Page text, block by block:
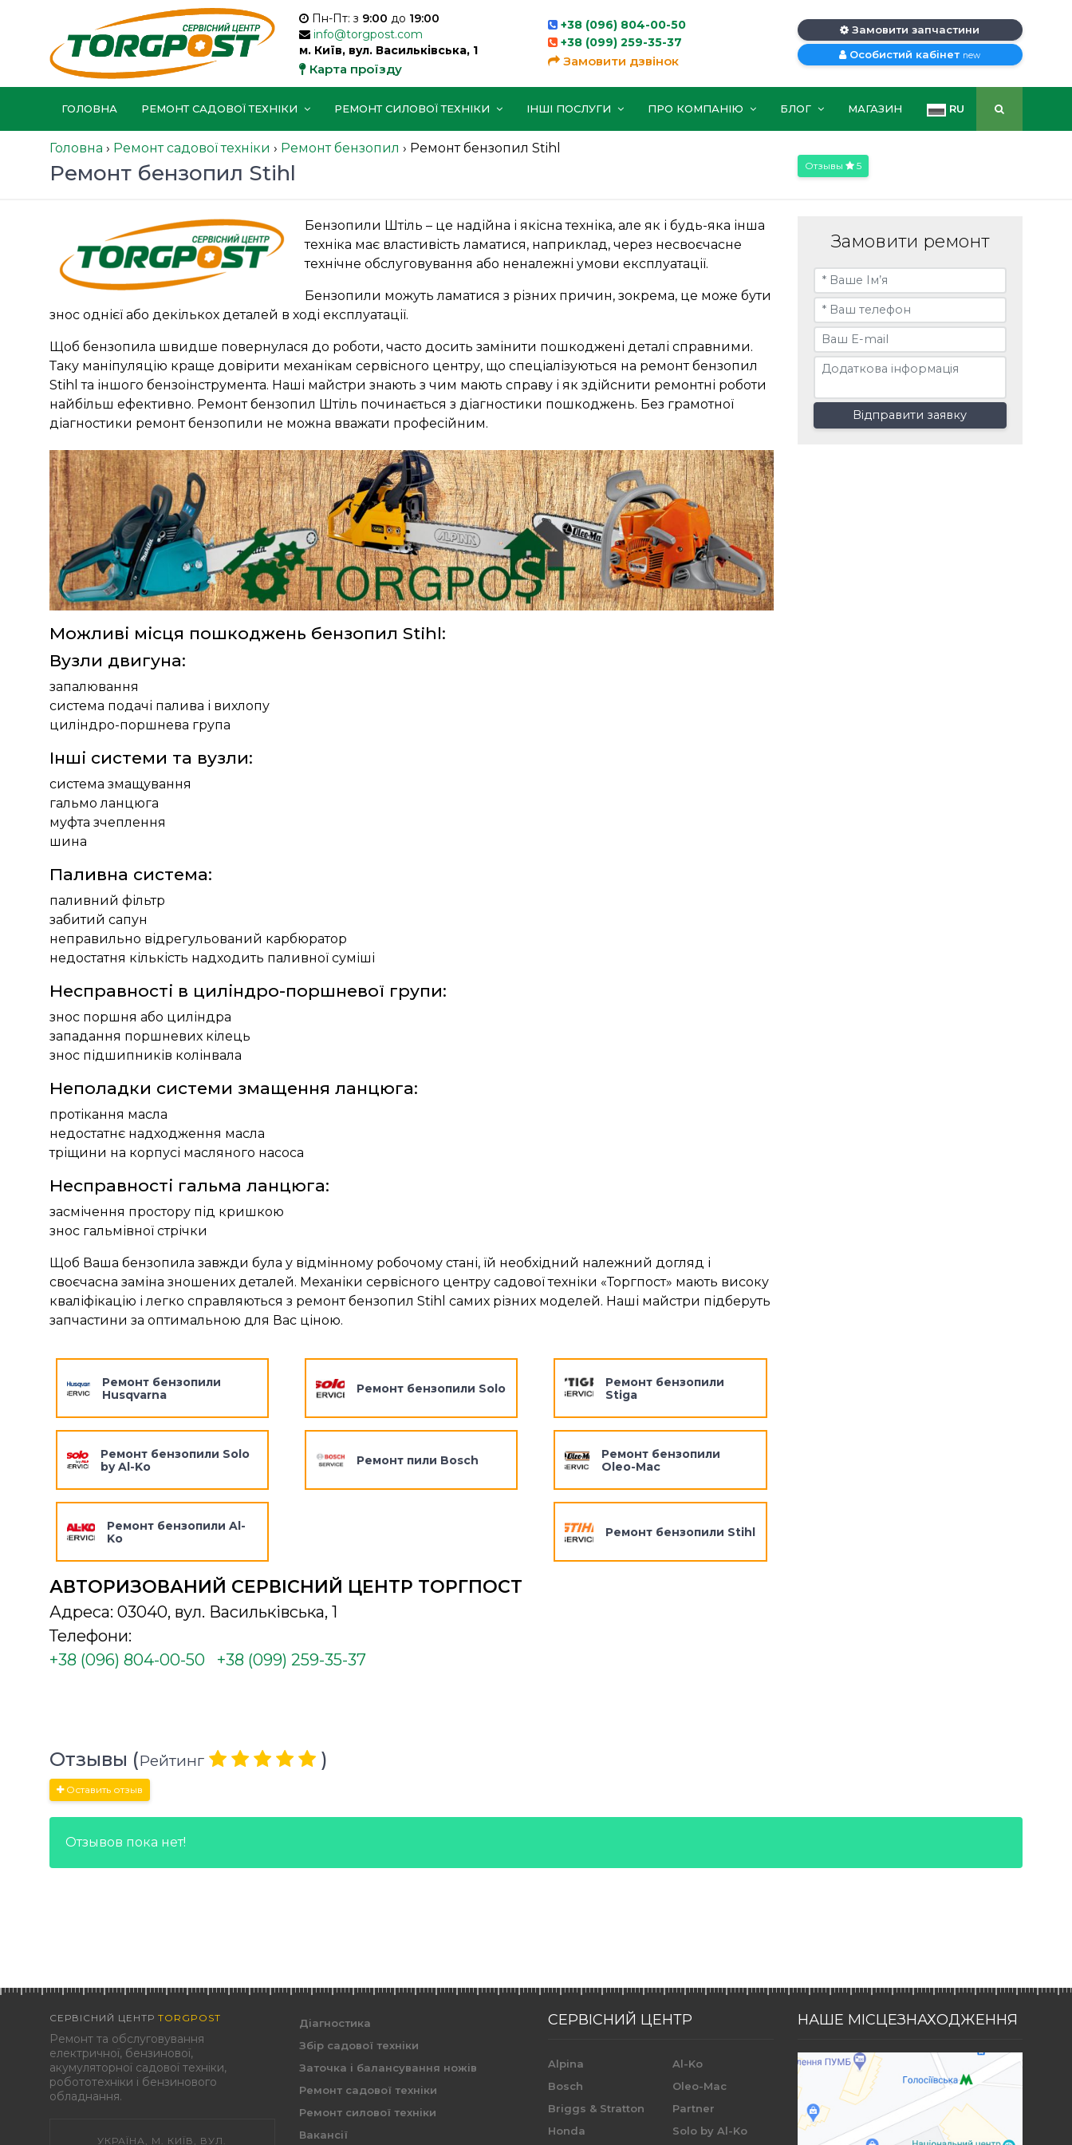
Пн-Пт: з 9:00 до 19:00
info@torgpost.com
м. Київ, вул. Васильківська, 1
Карта проїзду
+38 (096) 804-00-50
+38 (099) 259-35-37
Замовити дзвінок
Замовити запчастини
Особистий кабінет new
ГОЛОВНА РЕМОНТ САДОВОЇ ТЕХНІКИ РЕМОНТ СИЛОВОЇ ТЕХНІКИ ІНШІ ПОСЛУГИ ПРО КОМПАНІЮ БЛОГ МАГАЗИН RU
Головна › Ремонт садової техніки › Ремонт бензопил › Ремонт бензопил Stihl
Ремонт бензопил Stihl Отзывы 5
Бензопили Штіль – це надійна і якісна техніка, але як і будь-яка інша
техніка має властивість ламатися, наприклад, через несвоєчасне
технічне обслуговування або неналежні умови експлуатації.
Бензопили можуть ламатися з різних причин, зокрема, це може бути
знос однієї або декількох деталей в ході експлуатації.
Щоб бензопила швидше повернулася до роботи, часто досить замінити пошкоджені деталі справними.
Таку маніпуляцію краще довірити механікам сервісного центру, що спеціалізуються на ремонт бензопил
Stihl та іншого бензоінструмента. Наші майстри знають з чим мають справу і як здійснити ремонтні роботи
найбільш ефективно. Ремонт бензопил Штіль починається з діагностики пошкоджень. Без грамотної
діагностики ремонт бензопили не можна вважати професійним.
Можливі місця пошкоджень бензопил Stihl:
Вузли двигуна:
запалювання
система подачі палива і вихлопу
циліндро-поршнева група
Інші системи та вузли:
система змащування
гальмо ланцюга
муфта зчеплення
шина
Паливна система:
паливний фільтр
забитий сапун
неправильно відрегульований карбюратор
недостатня кількість надходить паливної суміші
Несправності в циліндро-поршневої групи:
знос поршня або циліндра
западання поршневих кілець
знос підшипників колінвала
Неполадки системи змащення ланцюга:
протікання масла
недостатнє надходження масла
тріщини на корпусі масляного насоса
Несправності гальма ланцюга:
засмічення простору під кришкою
знос гальмівної стрічки
Щоб Ваша бензопила завжди була у відмінному робочому стані, їй необхідний належний догляд і
своєчасна заміна зношених деталей. Механіки сервісного центру садової техніки «Торгпост» мають високу
кваліфікацію і легко справляються з ремонт бензопил Stihl самих різних моделей. Наші майстри підберуть
запчастини за оптимальною для Вас ціною.
Ремонт бензопили
Husqvarna
Ремонт бензопили Solo
by Al-Ko
Ремонт бензопили Al-
Ko
Ремонт бензопили Solo
Ремонт пили Bosch
Ремонт бензопили
Stiga
Ремонт бензопили
Oleo-Mac
Ремонт бензопили Stihl
АВТОРИЗОВАНИЙ СЕРВІСНИЙ ЦЕНТР ТОРГПОСТ
Адреса: 03040, вул. Васильківська, 1
Телефони:
+38 (096) 804-00-50
+38 (099) 259-35-37
Замовити ремонт
Відправити заявку
Отзывы (Рейтинг )
Оставить отзыв
Отзывов пока нет!
СЕРВІСНИЙ ЦЕНТР TORGPOST
Ремонт та обслуговування
електричної, бензинової,
акумуляторної садової техніки,
робототехніки і бензинового
обладнання.
УКРАЇНА, М. КИЇВ, ВУЛ.
Діагностика
Збір садової техніки
Заточка і балансування ножів
Ремонт садової техніки
Ремонт силової техніки
Вакансії
СЕРВІСНИЙ ЦЕНТР
Alpina
Bosch
Briggs & Stratton
Honda
Al-Ko
Oleo-Mac
Partner
Solo by Al-Ko
НАШЕ МІСЦЕЗНАХОДЖЕННЯ